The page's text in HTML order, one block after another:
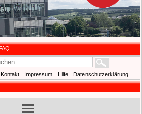
Kontakt Impressum Hilfe
Datenschutzerklärung